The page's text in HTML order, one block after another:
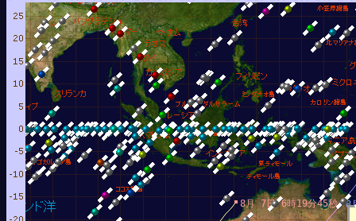
8
8月 7日 6時19分45秒